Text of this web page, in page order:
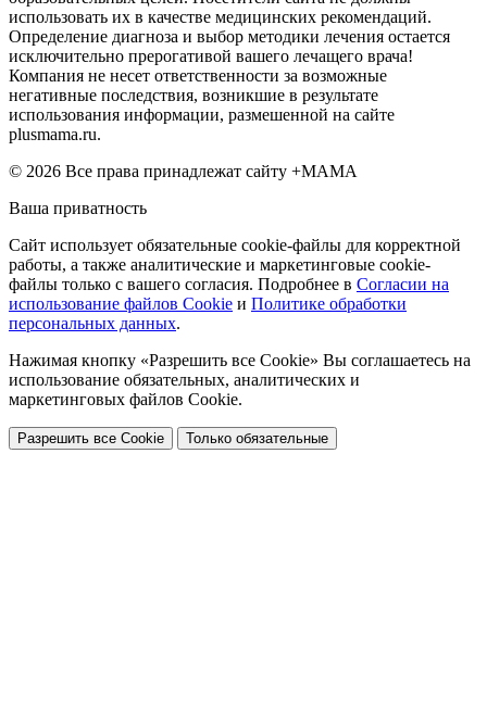
использовать их в качестве медицинских рекомендаций.
Определение диагноза и выбор методики лечения остается
исключительно прерогативой вашего лечащего врача!
Компания не несет ответственности за возможные
негативные последствия, возникшие в результате
использования информации, размешенной на сайте
plusmama.ru.
© 2026 Все права принадлежат сайту +МАМА
Ваша приватность
Сайт использует обязательные cookie-файлы для корректной
работы, а также аналитические и маркетинговые cookie-
файлы только с вашего согласия. Подробнее в Согласии на
использование файлов Cookie и Политике обработки
персональных данных.
Нажимая кнопку «Разрешить все Cookie» Вы соглашаетесь на
использование обязательных, аналитических и
маркетинговых файлов Cookie.
Разрешить все Cookie Только обязательные